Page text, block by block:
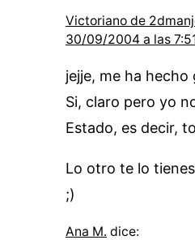
Victoriano de
30/09/2004 a las
jejje, me ha
Si, claro pero yo
Estado, es decir,
Lo otro te lo
;)
Ana M. dice: